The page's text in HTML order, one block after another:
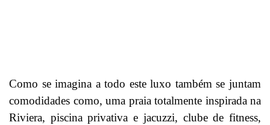
Como se imagina a todo este luxo também se juntam
comodidades como, uma praia totalmente inspirada na
Riviera, piscina privativa e jacuzzi, clube de fitness,